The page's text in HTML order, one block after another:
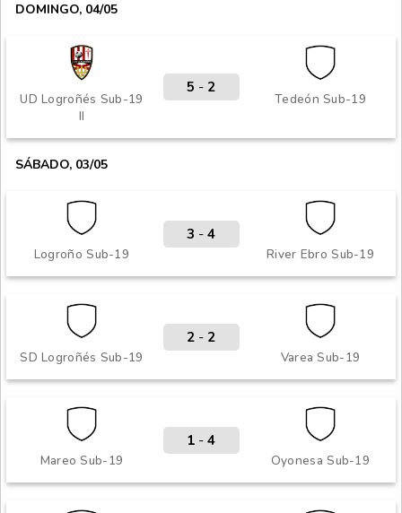
DOMINGO, 04/05
UD Logroñés Sub-19
II
Tedeón Sub-19
5 - 2
SÁBADO, 03/05
Logroño Sub-19 River Ebro Sub-19
3 - 4
SD Logroñés Sub-19 Varea Sub-19
2 - 2
Mareo Sub-19 Oyonesa Sub-19
1 - 4